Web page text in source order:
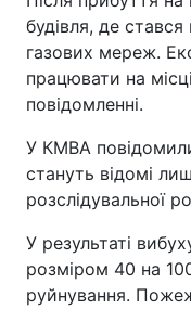
будівля, де
газових мереж.
працювати на
повідомленні.
У КМВА
стануть відомі
розслідувальної
У результаті
розміром 40 на
руйнування.